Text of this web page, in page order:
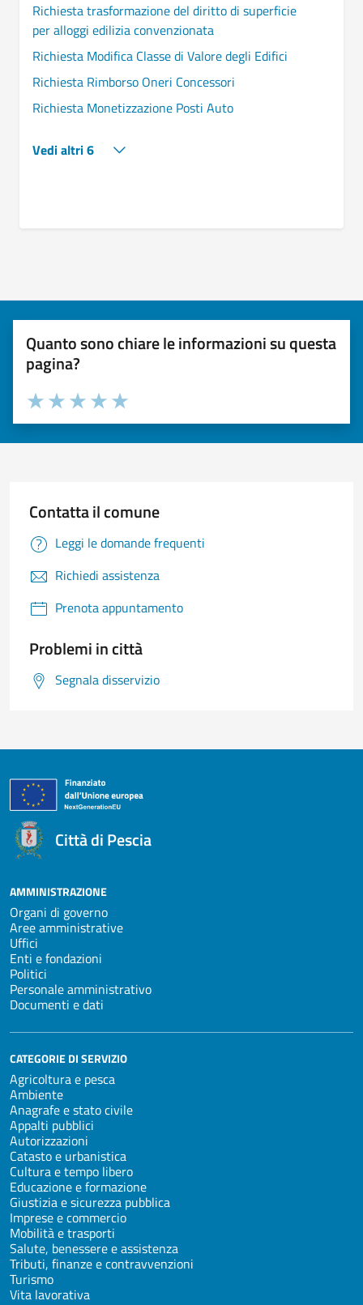
Richiesta trasformazione del diritto di superficie
per alloggi edilizia convenzionata
Richiesta Modifica Classe di Valore degli Edifici
Richiesta Rimborso Oneri Concessori
Richiesta Monetizzazione Posti Auto
Vedi altri 6
Quanto sono chiare le informazioni su questa
pagina?
Valuta 5 stelle su 5
Valuta 4 stelle su 5
Valuta 3 stelle su 5
Valuta 2 stelle su 5
Valuta 1 stelle su 5
Contatta il comune
Leggi le domande frequenti
Richiedi assistenza
Prenota appuntamento
Problemi in città
Segnala disservizio
Città di Pescia
AMMINISTRAZIONE
Organi di governo
Aree amministrative
Uffici
Enti e fondazioni
Politici
Personale amministrativo
Documenti e dati
CATEGORIE DI SERVIZIO
Agricoltura e pesca
Ambiente
Anagrafe e stato civile
Appalti pubblici
Autorizzazioni
Catasto e urbanistica
Cultura e tempo libero
Educazione e formazione
Giustizia e sicurezza pubblica
Imprese e commercio
Mobilità e trasporti
Salute, benessere e assistenza
Tributi, finanze e contravvenzioni
Turismo
Vita lavorativa